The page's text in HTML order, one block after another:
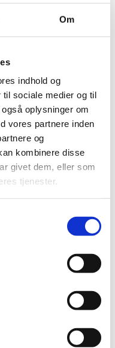
Om
indhold og
sociale medier og til
oplysninger om
vores partnere inden
og
kombinere disse
givet dem, eller som
tjenester.